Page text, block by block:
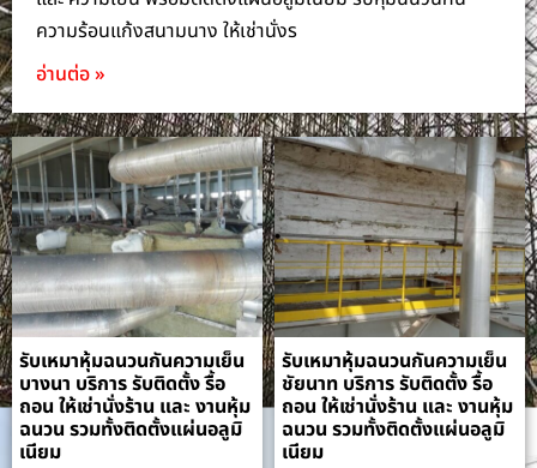
ความร้อนแก้งสนามนาง ให้เช่านั่งร
อ่านต่อ »
รับเหมาหุ้มฉนวนกันความเย็น
บางนา บริการ รับติดตั้ง รื้อ
ถอน ให้เช่านั่งร้าน และ งานหุ้ม
ฉนวน รวมทั้งติดตั้งแผ่นอลูมิ
เนียม
รับเหมาหุ้มฉนวนกันความเย็น
ชัยนาท บริการ รับติดตั้ง รื้อ
ถอน ให้เช่านั่งร้าน และ งานหุ้ม
ฉนวน รวมทั้งติดตั้งแผ่นอลูมิ
เนียม